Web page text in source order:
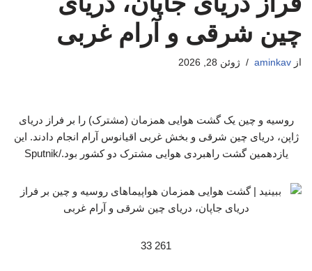
چین شرقی و آرام غربی
از aminkav ژوئن 28, 2026
روسیه و چین یک گشت هوایی همزمان (مشترک) را بر فراز دریای
ژاپن، دریای چین شرقی و بخش غربی اقیانوس آرام انجام دادند. این
یازدهمین گشت راهبردی هوایی مشترک دو کشور بود./Sputnik
261 33